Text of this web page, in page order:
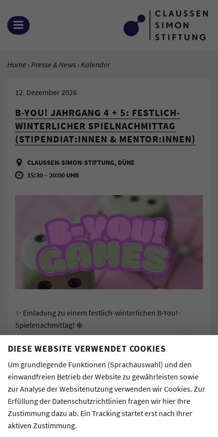
DIESE WEBSITE VERWENDET COOKIES
Um grundlegende Funktionen (Sprachauswahl) und den
einwandfreien Betrieb der Website zu gewährleisten sowie
zur Analyse der Websitenutzung verwenden wir Cookies. Zur
Erfüllung der Datenschutzrichtlinien fragen wir hier Ihre
Zustimmung dazu ab. Ein Tracking startet erst nach Ihrer
aktiven Zustimmung.
Zum Inhalt springen
MENÜ ÖFFNEN
SIE BEFINDEN SICH HIER:
Home Presse & News Aktuelle Seite:
Kalender
12. Dezember 2026
B-YOU! JAHRGANG 4 + 5: FESTLICH-
WINTERLICHER SPIELNACHMITTAG
(STIPENDIAT:INNEN & MENTOR:INNEN)
CLAUSSEN-SIMON-STIFTUNG, DÜNE
15:30 – 20:00 UHR
✨ Einladung zu einem festlich-winterlichen B-You!-
Spielenachmittag! ❄️
Spielenachmittag vor den Feiertagen und dem
Jahreswechsel einladen!
Euch erwarten Punsch, Spekulatius und Brettspiele in
entspannter und besinnlicher Atmosphäre.
Wir freuen uns über zahlreiches Erscheinen und hoffen